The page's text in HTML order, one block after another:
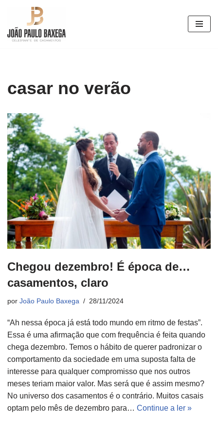
Pular
para
casar no verão
Chegou dezembro! É época de…
casamentos, claro
por João Paulo Baxega 28/11/2024
“Ah nessa época já está todo mundo em ritmo de festas”.
Essa é uma afirmação que com frequência é feita quando
chega dezembro. Temos o hábito de querer padronizar o
comportamento da sociedade em uma suposta falta de
interesse para qualquer compromisso que nos outros
meses teriam maior valor. Mas será que é assim mesmo?
No universo dos casamentos é o contrário. Muitos casais
optam pelo mês de dezembro para… Continue a ler »